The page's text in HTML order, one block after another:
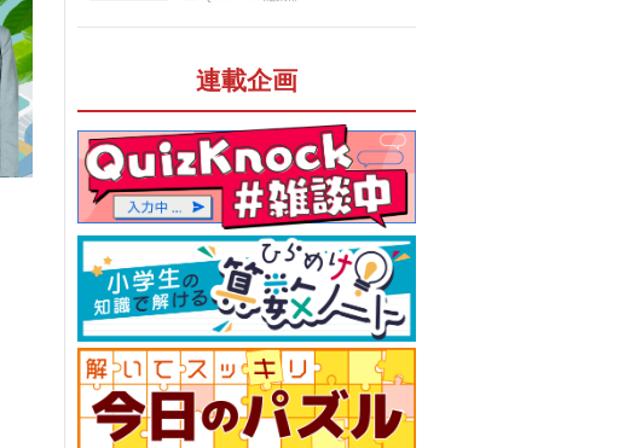
連載企画